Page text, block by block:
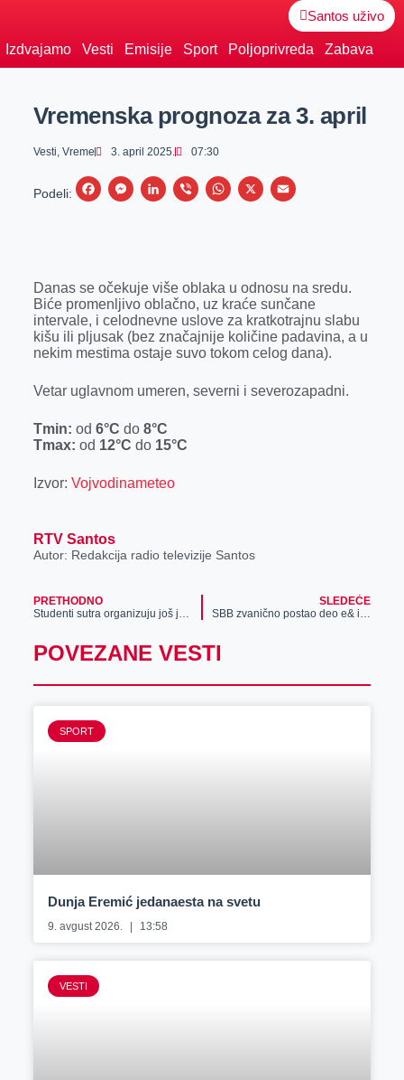
Santos uživo
Izdvajamo Vesti Emisije Sport Poljoprivreda Zabava
Vremenska prognoza za 3. april
Vesti, Vreme 3. april 2025. 07:30
Podeli:
F
b
o
o
M
e
n
g
r
L
e
d
I
V
r
W
s
A
p
X
E
l
Danas se očekuje više oblaka u odnosu na sredu.
Biće promenljivo oblačno, uz kraće sunčane
intervale, i celodnevne uslove za kratkotrajnu slabu
kišu ili pljusak (bez značajnije količine padavina, a u
nekim mestima ostaje suvo tokom celog dana).
Vetar uglavnom umeren, severni i severozapadni.
Tmin: od 6°C do 8°C
Tmax: od 12°C do 15°C
Izvor: Vojvodinameteo
RTV Santos
Autor: Redakcija radio televizije Santos
PRETHODNO
Studenti sutra organizuju još jedan veliki protest
SLEDEĆE
SBB zvanično postao deo e& i PPF Telecom Grupe
POVEZANE VESTI
SPORT
Dunja Eremić jedanaesta na svetu
9. avgust 2026. 13:58
VESTI